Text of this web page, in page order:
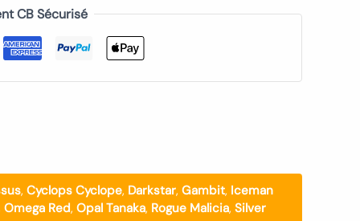
CB Sécurisé
, Cyclops Cyclope, Darkstar, Gambit, Iceman
Omega Red, Opal Tanaka, Rogue Malicia, Silver